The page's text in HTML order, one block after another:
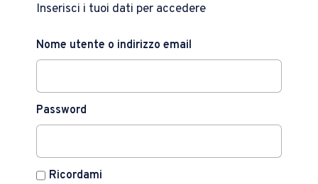
Inserisci i tuoi dati per accedere
Nome utente o indirizzo email
Password
Ricordami